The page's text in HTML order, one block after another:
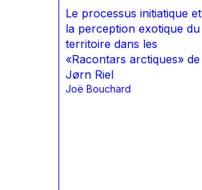
Le processus initiatique et
la perception exotique du
territoire dans les
«Racontars arctiques» de
Jørn Riel
Joë Bouchard